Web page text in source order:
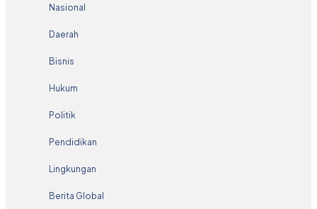
Nasional
Daerah
Bisnis
Hukum
Politik
Pendidikan
Lingkungan
Berita Global